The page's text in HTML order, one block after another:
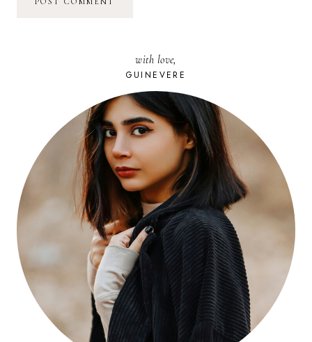
with love,
GUINEVERE